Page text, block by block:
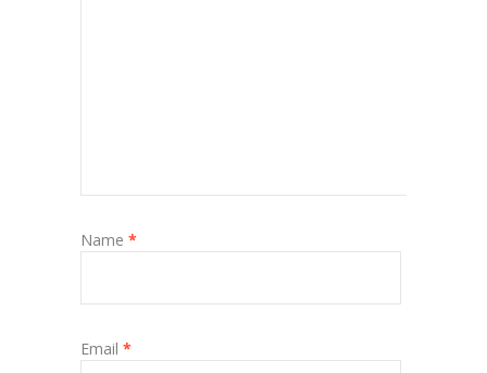
Name *
Email *